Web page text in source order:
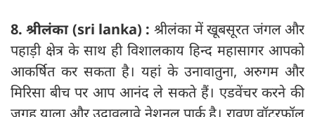
8. श्रीलंका (sri lanka) : श्रीलंका में खूबसूरत जंगल और
पहाड़ी क्षेत्र के साथ ही विशालकाय हिन्द महासागर आपको
आकर्षित कर सकता है। यहां के उनावातुना, अरुगम और
मिरिसा बीच पर आप आनंद ले सकते हैं। एडवेंचर करने की